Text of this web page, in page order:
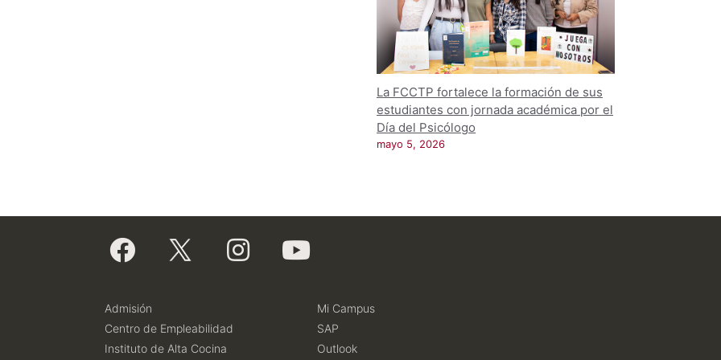
La FCCTP fortalece la formación de sus
estudiantes con jornada académica por el
Día del Psicólogo
mayo 5, 2026
Admisión
Centro de Empleabilidad
Instituto de Alta Cocina
Mi Campus
SAP
Outlook